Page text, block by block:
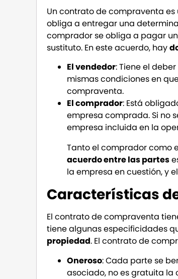
Un contrato de compraventa es
obliga a entregar una
comprador se obliga a pagar
sustituto. En este acuerdo, hay
El vendedor: Tiene el
mismas condiciones en
compraventa.
El comprador: Está
empresa comprada. Si no
empresa incluida en la
Tanto el comprador como
acuerdo entre las partes
la empresa en cuestión, y
Características
El contrato de compraventa
tiene algunas especificidades
propiedad. El contrato de
Oneroso: Cada parte se
asociado, no es gratuita la